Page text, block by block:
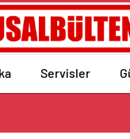
Servisler